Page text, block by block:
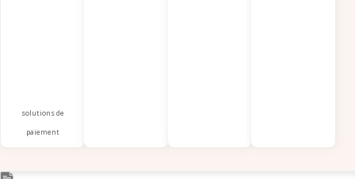
solutions de
paiement